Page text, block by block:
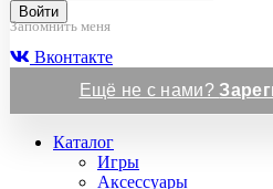
Войти
Запомнить меня
Вконтакте
Ещё не с нами?
Каталог
Игры
Аксессуары